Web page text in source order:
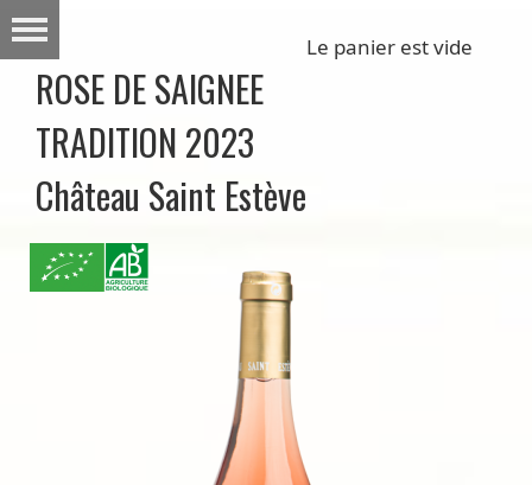
Le panier est vide
ROSE DE SAIGNEE
TRADITION 2023
Château Saint Estève